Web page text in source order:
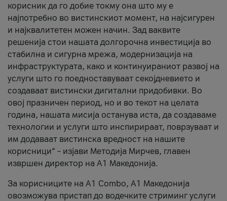
корисник да го добие токму она што му е
најпотребно во вистинскиот момент, на најсигурен
и најквалитетен можен начин. Зад ваквите
решенија стои нашата долгорочна инвестиција во
стабилна и сигурна мрежа, модернизација на
инфраструктурата, како и континуираниот развој на
услуги што го поедноставуваат секојдневието и
создаваат вистински дигитални придобивки. Во
овој празничен период, но и во текот на целата
година, нашата мисија останува иста, да создаваме
технологии и услуги што инспирираат, поврзуваат и
им додаваат вистинска вредност на нашите
корисници“ – изјави Методија Мирчев, главен
извршен директор на А1 Македонија.
За корисниците на A1 Combo, А1 Македонија
овозможува пристап до водечките стриминг услуги